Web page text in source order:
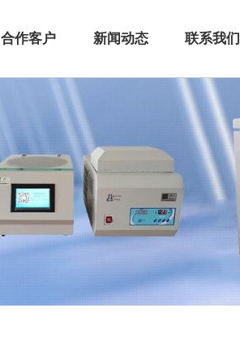
合作客户 新闻动态 联系我们